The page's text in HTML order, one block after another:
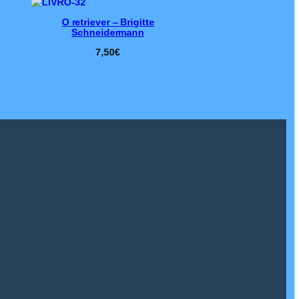
O retriever – Brigitte
Schneidermann
7,50€